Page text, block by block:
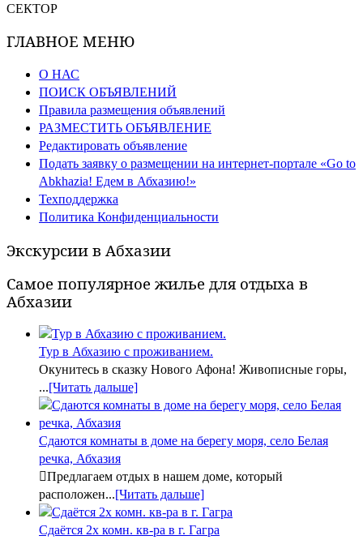
СЕКТОР
ГЛАВНОЕ МЕНЮ
О НАС
ПОИСК ОБЪЯВЛЕНИЙ
Правила размещения объявлений
РАЗМЕСТИТЬ ОБЪЯВЛЕНИЕ
Редактировать объявление
Подать заявку о размещении на интернет-портале «Go to
Abkhazia! Едем в Абхазию!»
Техподдержка
Политика Конфиденциальности
Экскурсии в Абхазии
Самое популярное жилье для отдыха в
Абхазии
Тур в Абхазию с проживанием.
Окунитесь в сказку Нового Афона! Живописные горы,
...[Читать дальше]
Сдаются комнаты в доме на берегу моря, село Белая
речка, Абхазия
Предлагаем отдых в нашем доме, который
расположен...[Читать дальше]
Сдаётся 2х комн. кв-ра в г. Гагра